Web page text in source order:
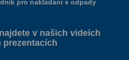
pro nakládání s odpady
v našich videích